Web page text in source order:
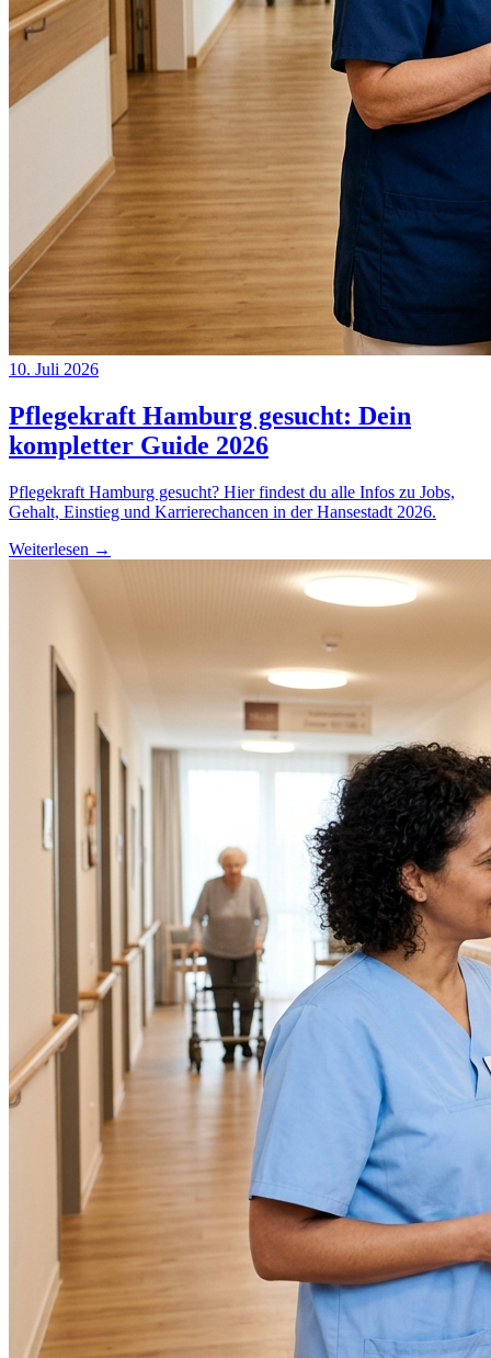
10. Juli 2026
Pflegekraft Hamburg gesucht: Dein
kompletter Guide 2026
Pflegekraft Hamburg gesucht? Hier findest du alle Infos zu Jobs,
Gehalt, Einstieg und Karrierechancen in der Hansestadt 2026.
Weiterlesen →